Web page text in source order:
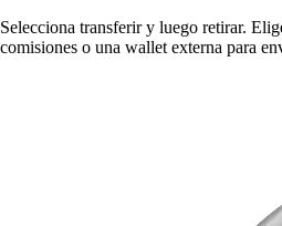
Selecciona transferir y luego retirar.
comisiones o una wallet externa para